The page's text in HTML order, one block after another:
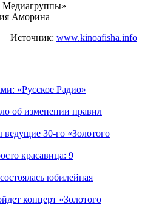
Медиагруппы»
Аморина
Источник: www.kinoafisha.info
«Русское Радио»
об изменении правил
30-го «Золотого
красавица: 9
юбилейная
концерт «Золотого